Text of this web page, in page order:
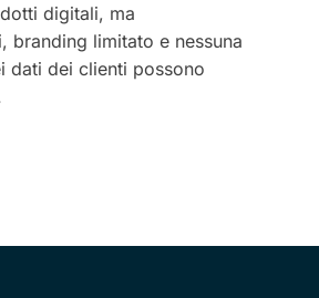
digitali, ma
branding limitato e nessuna
dati dei clienti possono